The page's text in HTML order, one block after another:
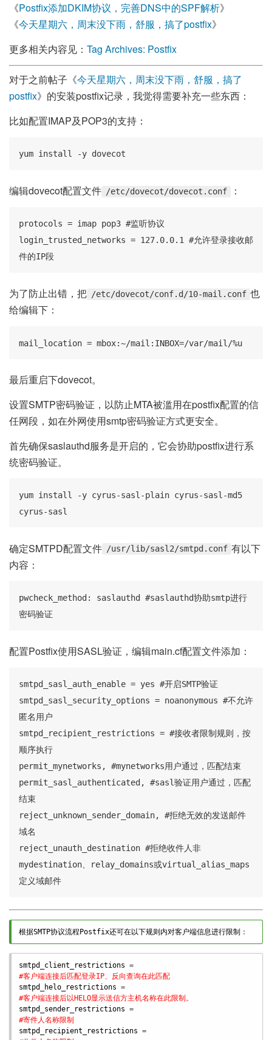
《Postfix添加DKIM协议，完善DNS中的SPF解析》
《今天星期六，周末没下雨，舒服，搞了postfix》
更多相关内容见： Tag Archives: Postfix
对于之前帖子《今天星期六，周末没下雨，舒服，搞了
postfix》的安装postfix记录，我觉得需要补充一些东西：
比如配置IMAP及POP3的支持：
yum install -y dovecot
编辑dovecot配置文件 /etc/dovecot/dovecot.conf ：
protocols = imap pop3 #监听协议
login_trusted_networks = 127.0.0.1 #允许登录接收邮
件的IP段
为了防止出错，把 /etc/dovecot/conf.d/10-mail.conf 也
给编辑下：
mail_location = mbox:~/mail:INBOX=/var/mail/%u
最后重启下dovecot。
设置SMTP密码验证，以防止MTA被滥用在postfix配置的信
任网段，如在外网使用smtp密码验证方式更安全。
首先确保saslauthd服务是开启的，它会协助postfix进行系
统密码验证。
yum install -y cyrus-sasl-plain cyrus-sasl-md5
cyrus-sasl
确定SMTPD配置文件 /usr/lib/sasl2/smtpd.conf 有以下
内容：
pwcheck_method: saslauthd #saslauthd协助smtp进行
密码验证
配置Postfix使用SASL验证，编辑main.cf配置文件添加：
smtpd_sasl_auth_enable = yes #开启SMTP验证
smtpd_sasl_security_options = noanonymous #不允许
匿名用户
smtpd_recipient_restrictions = #接收者限制规则，按
顺序执行
permit_mynetworks, #mynetworks用户通过，匹配结束
permit_sasl_authenticated, #sasl验证用户通过，匹配
结束
reject_unknown_sender_domain, #拒绝无效的发送邮件
域名
reject_unauth_destination #拒绝收件人非
mydestination、relay_domains或virtual_alias_maps
定义域邮件
根据SMTP协议流程Postfix还可在以下规则内对客户端信息进行限制：
smtpd_client_restrictions
#客户端连接后匹配登录IP、反向查询在此匹配
smtpd_helo_restrictions
#客户端连接后以HELO显示送信方主机名称在此限制。
smtpd_sender_restrictions
#寄件人名称限制
smtpd_recipient_restrictions